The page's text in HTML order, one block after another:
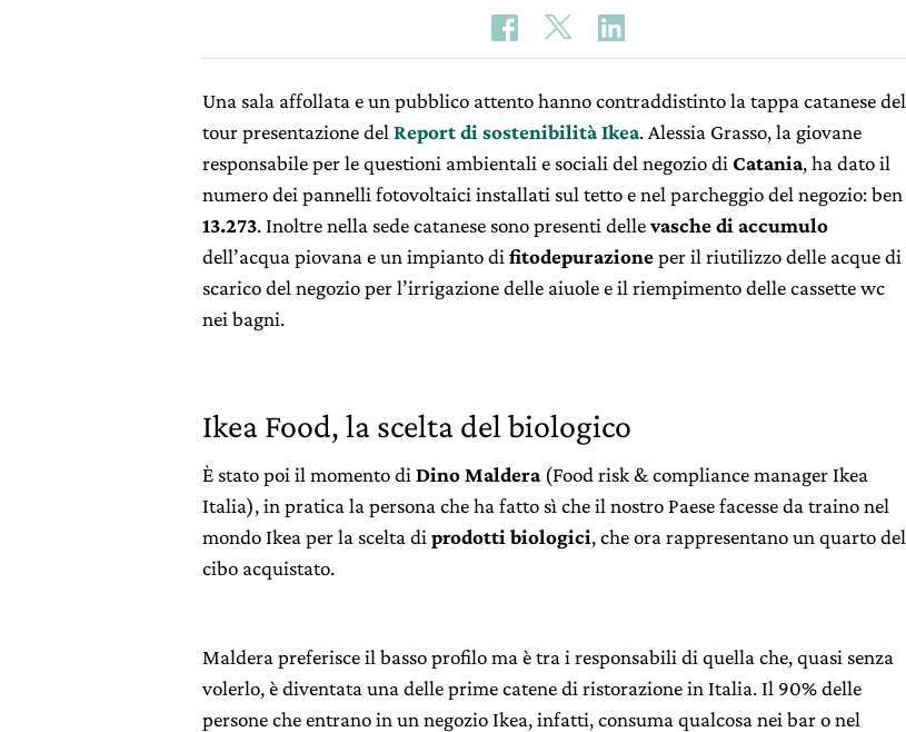
Una sala affollata e un pubblico attento hanno contraddistinto la tappa catanese del
tour presentazione del Report di sostenibilità Ikea. Alessia Grasso, la giovane
responsabile per le questioni ambientali e sociali del negozio di Catania, ha dato il
numero dei pannelli fotovoltaici installati sul tetto e nel parcheggio del negozio: ben
13.273. Inoltre nella sede catanese sono presenti dellevasche di accumulo
dell’acqua piovana e un impianto di fitodepurazioneper il riutilizzo delle acque di
scarico del negozio per l’irrigazione delle aiuole e il riempimento delle cassette wc
nei bagni.
Ikea Food, la scelta del biologico
È stato poi il momento di Dino Maldera (Food risk & compliance manager Ikea
Italia), in pratica la persona che ha fatto sì che il nostro Paese facesse da traino nel
mondo Ikea per la scelta di prodotti biologici, che ora rappresentano un quarto del
cibo acquistato.
Maldera preferisce il basso profilo ma è tra i responsabili di quella che, quasi senza
volerlo, è diventata una delle prime catene di ristorazione in Italia. Il 90% delle
persone che entrano in un negozio Ikea, infatti, consuma qualcosa nei bar o nel